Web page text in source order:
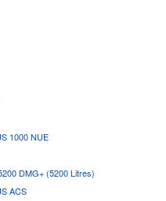
1000 NUE
DMG+ (5200 Litres)
ACS